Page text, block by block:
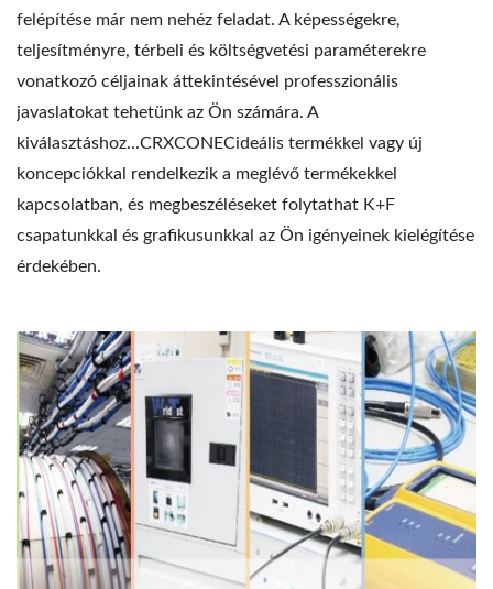
felépítése már nem nehéz feladat. A képességekre,
teljesítményre, térbeli és költségvetési paraméterekre
vonatkozó céljainak áttekintésével professzionális
javaslatokat tehetünk az Ön számára. A
kiválasztáshoz...CRXCONECideális termékkel vagy új
koncepciókkal rendelkezik a meglévő termékekkel
kapcsolatban, és megbeszéléseket folytathat K+F
csapatunkkal és grafikusunkkal az Ön igényeinek kielégítése
érdekében.